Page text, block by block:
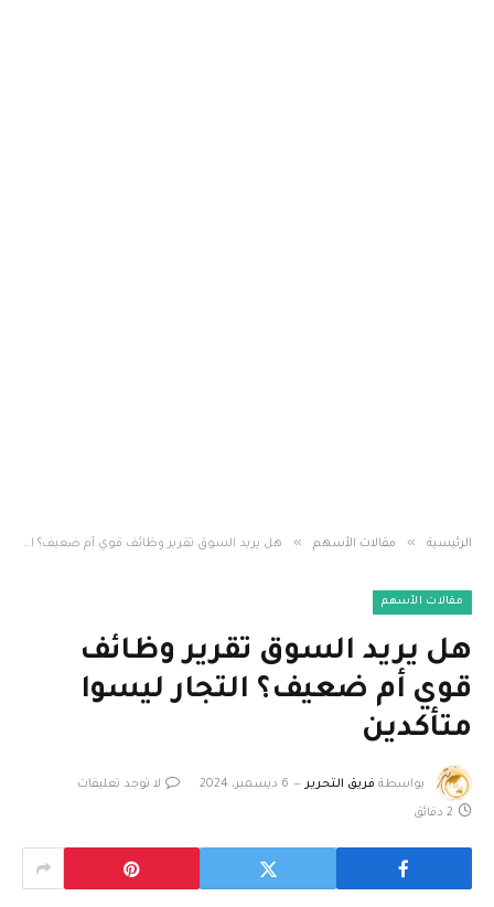
الرئيسية » مقالات الأسهم » هل يريد السوق تقرير وظائف قوي أم ضعيف؟ التجار ليسوا متأكدين
مقالات الأسهم
هل يريد السوق تقرير وظائف
قوي أم ضعيف؟ التجار ليسوا
متأكدين
بواسطة فريق التحرير 6 ديسمبر، 2024 لا توجد تعليقات
2 دقائق